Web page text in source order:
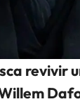
revivir